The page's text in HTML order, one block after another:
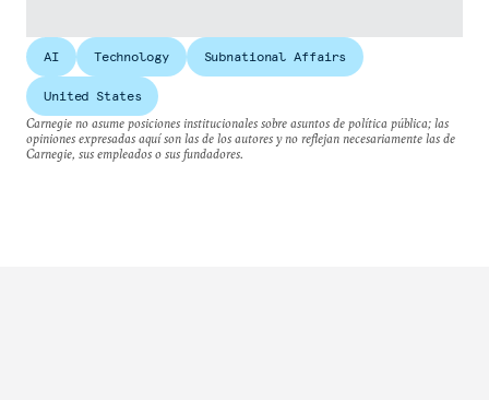
AI Technology Subnational Affairs
United States
Carnegie no asume posiciones institucionales sobre asuntos de política pública; las
opiniones expresadas aquí son las de los autores y no reflejan necesariamente las de
Carnegie, sus empleados o sus fundadores.